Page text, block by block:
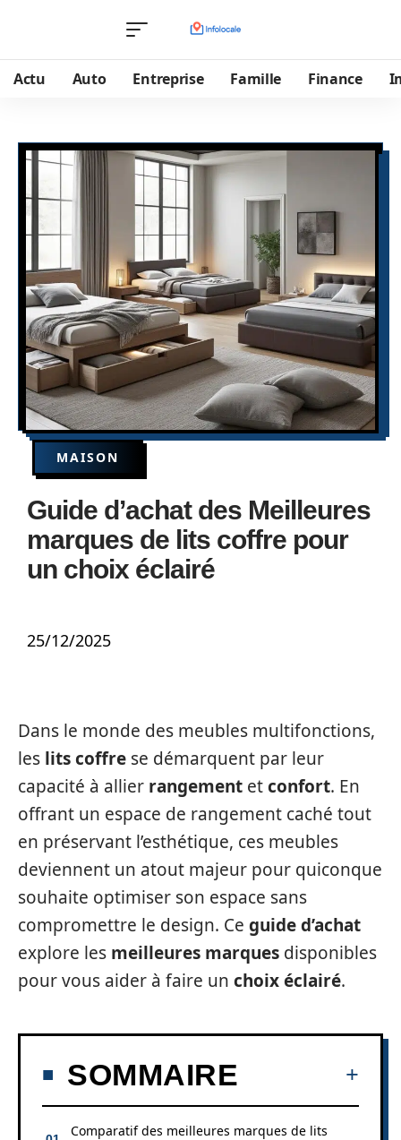
Actu Auto Entreprise Famille Finance
MAISON
Guide d’achat des Meilleures
marques de lits coffre pour
un choix éclairé
25/12/2025
Dans le monde des meubles multifonctions,
les lits coffre se démarquent par leur
capacité à allier rangement etconfort. En
offrant un espace de rangement caché tout
en préservant l’esthétique, ces meubles
deviennent un atout majeur pour quiconque
souhaite optimiser son espace sans
compromettre le design. Ce guide d’achat
explore les meilleures marques disponibles
pour vous aider à faire un choix éclairé.
SOMMAIRE
Comparatif des meilleures marques de lits